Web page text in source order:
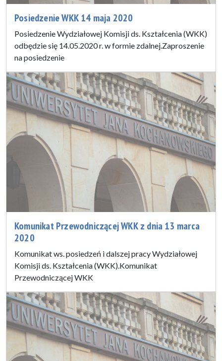
Posiedzenie WKK 14 maja 2020
Posiedzenie Wydziałowej Komisji ds. Kształcenia (WKK)
odbędzie się 14.05.2020 r. w formie zdalnej.Zaproszenie
na posiedzenie
Komunikat Przewodniczącej WKK z dnia 13 marca
2020
Komunikat ws. posiedzeń i dalszej pracy Wydziałowej
Komisji ds. Kształcenia (WKK).Komunikat
Przewodniczącej WKK